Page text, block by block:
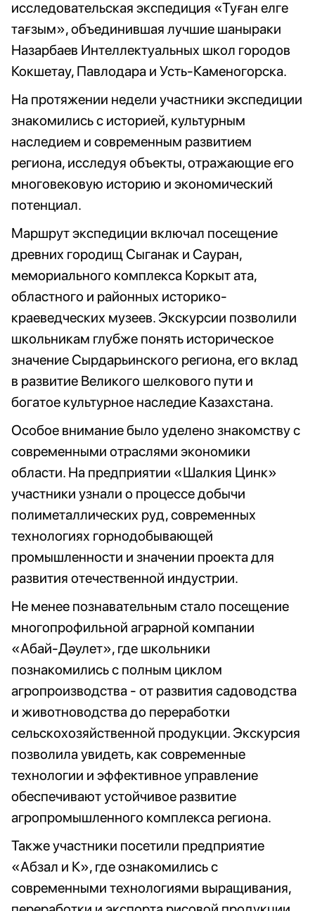
исследовательская экспедиция «Туған елге
тағзым», объединившая лучшие шаныраки
Назарбаев Интеллектуальных школ городов
Кокшетау, Павлодара и Усть-Каменогорска.
На протяжении недели участники экспедиции
знакомились с историей, культурным
наследием и современным развитием
региона, исследуя объекты, отражающие его
многовековую историю и экономический
потенциал.
Маршрут экспедиции включал посещение
древних городищ Сыганак и Сауран,
мемориального комплекса Коркыт ата,
областного и районных историко-
краеведческих музеев. Экскурсии позволили
школьникам глубже понять историческое
значение Сырдарьинского региона, его вклад
в развитие Великого шелкового пути и
богатое культурное наследие Казахстана.
Особое внимание было уделено знакомству с
современными отраслями экономики
области. На предприятии «Шалкия Цинк»
участники узнали о процессе добычи
полиметаллических руд, современных
технологиях горнодобывающей
промышленности и значении проекта для
развития отечественной индустрии.
Не менее познавательным стало посещение
многопрофильной аграрной компании
«Абай-Дәулет», где школьники
познакомились с полным циклом
агропроизводства - от развития садоводства
и животноводства до переработки
сельскохозяйственной продукции. Экскурсия
позволила увидеть, как современные
технологии и эффективное управление
обеспечивают устойчивое развитие
агропромышленного комплекса региона.
Также участники посетили предприятие
«Абзал и К», где ознакомились с
современными технологиями выращивания,